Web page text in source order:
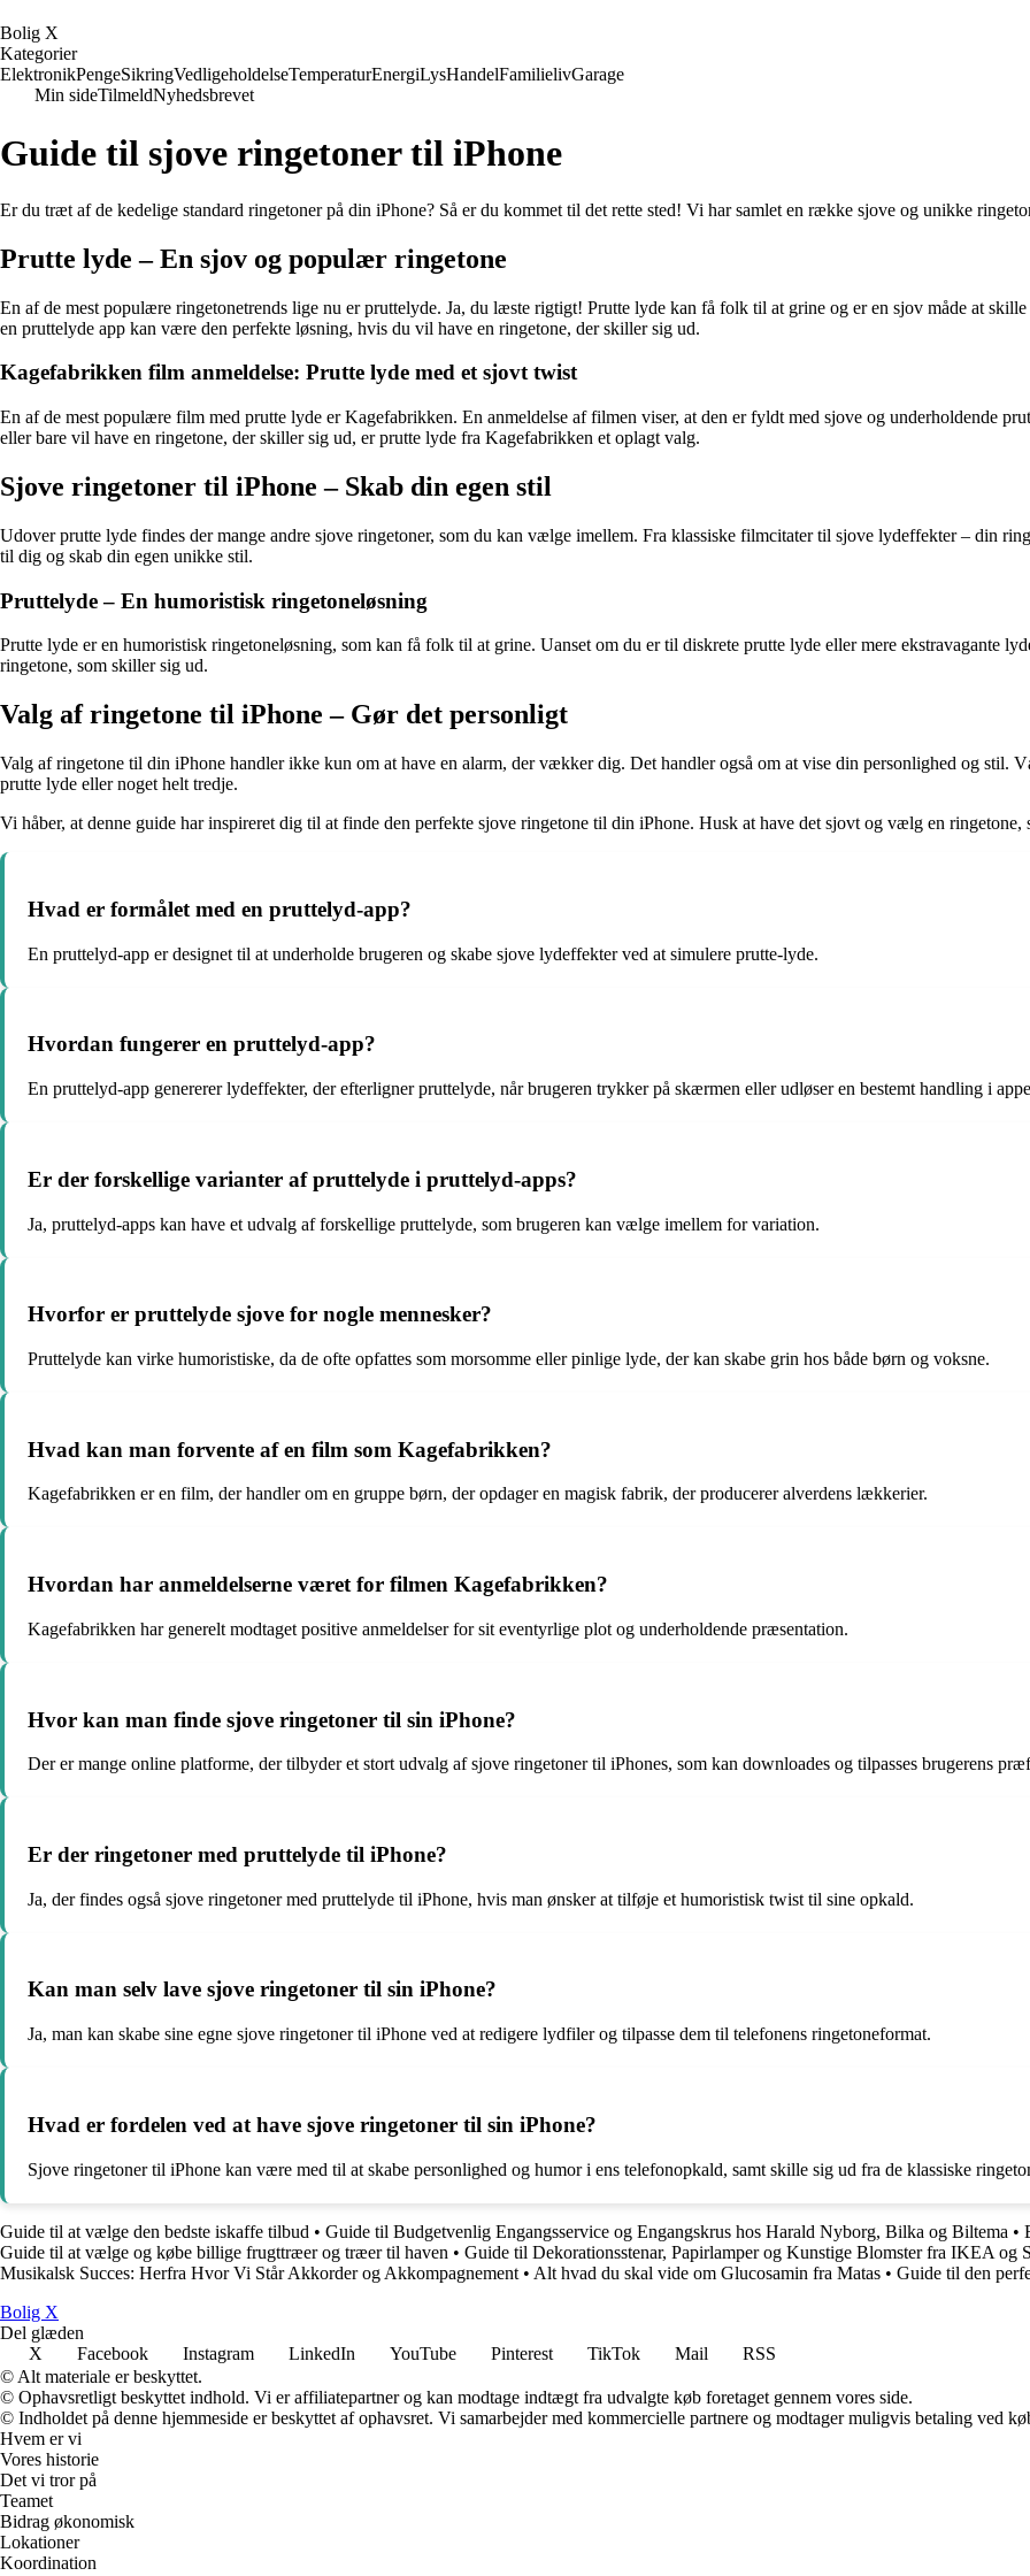
Bolig X
Kategorier
ElektronikPengeSikringVedligeholdelseTemperaturEnergiLysHandelFamilielivGarage
Min sideTilmeldNyhedsbrevet
Guide til sjove ringetoner til iPhone
Er du træt af de kedelige standard ringetoner på din iPhone? Så er du kommet til det rette sted! Vi har samlet en række sjove og unikke
Prutte lyde – En sjov og populær ringetone
En af de mest populære ringetonetrends lige nu er pruttelyde. Ja, du læste rigtigt! Prutte lyde kan få folk til at grine og er en sjov måde at
en pruttelyde app kan være den perfekte løsning, hvis du vil have en ringetone, der skiller sig ud.
Kagefabrikken film anmeldelse: Prutte lyde med et sjovt twist
En af de mest populære film med prutte lyde er Kagefabrikken. En anmeldelse af filmen viser, at den er fyldt med sjove og underholdende
eller bare vil have en ringetone, der skiller sig ud, er prutte lyde fra Kagefabrikken et oplagt valg.
Sjove ringetoner til iPhone – Skab din egen stil
Udover prutte lyde findes der mange andre sjove ringetoner, som du kan vælge imellem. Fra klassiske filmcitater til sjove lydeffekter – din
til dig og skab din egen unikke stil.
Pruttelyde – En humoristisk ringetoneløsning
Prutte lyde er en humoristisk ringetoneløsning, som kan få folk til at grine. Uanset om du er til diskrete prutte lyde eller mere ekstravagante
ringetone, som skiller sig ud.
Valg af ringetone til iPhone – Gør det personligt
Valg af ringetone til din iPhone handler ikke kun om at have en alarm, der vækker dig. Det handler også om at vise din personlighed og stil.
prutte lyde eller noget helt tredje.
Vi håber, at denne guide har inspireret dig til at finde den perfekte sjove ringetone til din iPhone. Husk at have det sjovt og vælg en
Hvad er formålet med en pruttelyd-app?
En pruttelyd-app er designet til at underholde brugeren og skabe sjove lydeffekter ved at simulere prutte-lyde.
Hvordan fungerer en pruttelyd-app?
En pruttelyd-app genererer lydeffekter, der efterligner pruttelyde, når brugeren trykker på skærmen eller udløser en bestemt handling i
Er der forskellige varianter af pruttelyde i pruttelyd-apps?
Ja, pruttelyd-apps kan have et udvalg af forskellige pruttelyde, som brugeren kan vælge imellem for variation.
Hvorfor er pruttelyde sjove for nogle mennesker?
Pruttelyde kan virke humoristiske, da de ofte opfattes som morsomme eller pinlige lyde, der kan skabe grin hos både børn og voksne.
Hvad kan man forvente af en film som Kagefabrikken?
Kagefabrikken er en film, der handler om en gruppe børn, der opdager en magisk fabrik, der producerer alverdens lækkerier.
Hvordan har anmeldelserne været for filmen Kagefabrikken?
Kagefabrikken har generelt modtaget positive anmeldelser for sit eventyrlige plot og underholdende præsentation.
Hvor kan man finde sjove ringetoner til sin iPhone?
Der er mange online platforme, der tilbyder et stort udvalg af sjove ringetoner til iPhones, som kan downloades og tilpasses brugerens
Er der ringetoner med pruttelyde til iPhone?
Ja, der findes også sjove ringetoner med pruttelyde til iPhone, hvis man ønsker at tilføje et humoristisk twist til sine opkald.
Kan man selv lave sjove ringetoner til sin iPhone?
Ja, man kan skabe sine egne sjove ringetoner til iPhone ved at redigere lydfiler og tilpasse dem til telefonens ringetoneformat.
Hvad er fordelen ved at have sjove ringetoner til sin iPhone?
Sjove ringetoner til iPhone kan være med til at skabe personlighed og humor i ens telefonopkald, samt skille sig ud fra de klassiske
Guide til at vælge den bedste iskaffe tilbud • Guide til Budgetvenlig Engangsservice og Engangskrus hos Harald Nyborg, Bilka og Biltema •
Guide til at vælge og købe billige frugttræer og træer til haven • Guide til Dekorationsstenar, Papirlamper og Kunstige Blomster fra IKEA og
Musikalsk Succes: Herfra Hvor Vi Står Akkorder og Akkompagnement • Alt hvad du skal vide om Glucosamin fra Matas • Guide til den
Bolig X
Del glæden
X
Facebook Instagram LinkedIn YouTube Pinterest TikTok Mail
RSS
© Alt materiale er beskyttet.
© Ophavsretligt beskyttet indhold. Vi er affiliatepartner og kan modtage indtægt fra udvalgte køb foretaget gennem vores side.
© Indholdet på denne hjemmeside er beskyttet af ophavsret. Vi samarbejder med kommercielle partnere og modtager muligvis betaling ved
Hvem er vi
Vores historie
Det vi tror på
Teamet
Bidrag økonomisk
Lokationer
Koordination